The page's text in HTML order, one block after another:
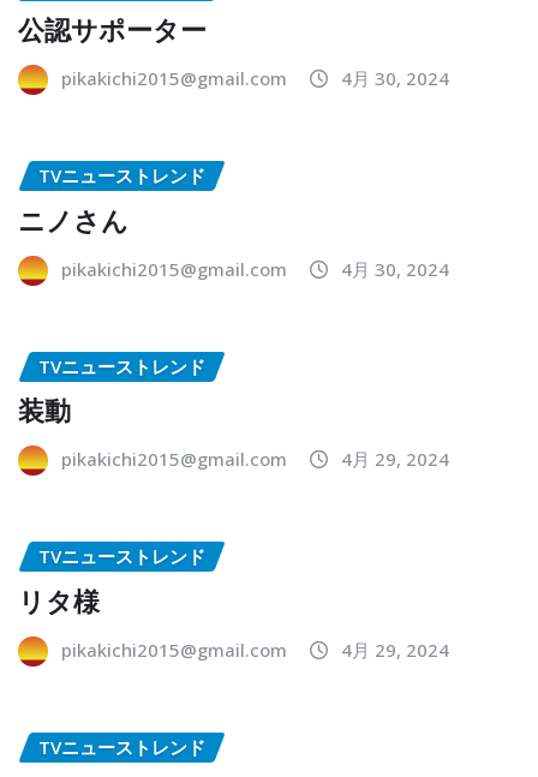
公認サポーター
pikakichi2015@gmail.com 4月 30, 2024
TVニューストレンド
ニノさん
pikakichi2015@gmail.com 4月 30, 2024
TVニューストレンド
装動
pikakichi2015@gmail.com 4月 29, 2024
TVニューストレンド
リタ様
pikakichi2015@gmail.com 4月 29, 2024
TVニューストレンド